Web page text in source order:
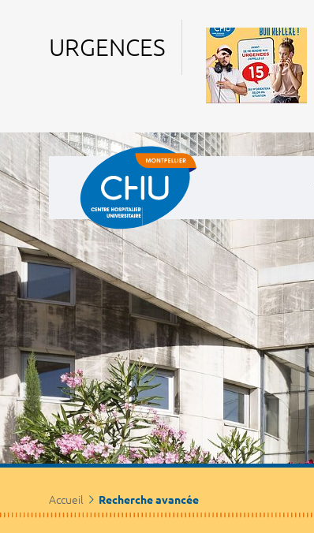
URGENCES
Accueil Recherche avancée